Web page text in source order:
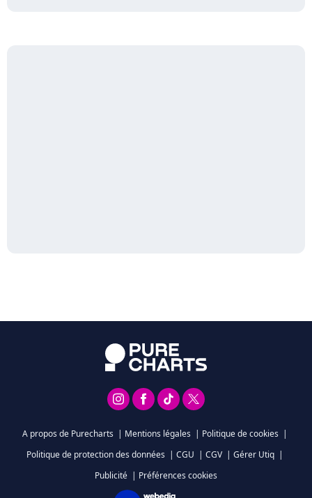
A propos de Purecharts | Mentions légales | Politique de cookies |
Politique de protection des données | CGU | CGV | Gérer Utiq |
Publicité | Préférences cookies